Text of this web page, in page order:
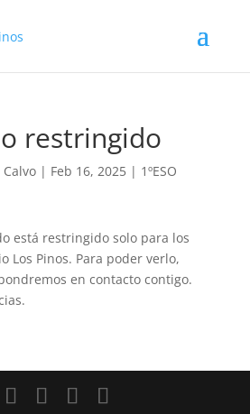
restringido
| Feb 16, 2025| 1ºESO
está restringido solo para los
Los Pinos. Para poder verlo,
en contacto contigo.